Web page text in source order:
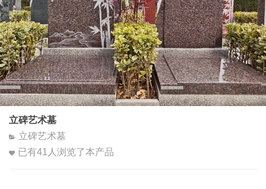
立碑艺术墓
立碑艺术墓
已有41 人浏览了本产品